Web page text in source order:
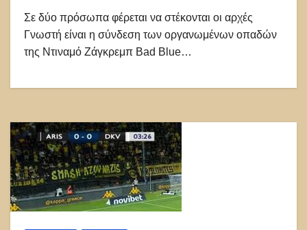
Σε δύο πρόσωπα φέρεται να στέκονται οι αρχές
Γνωστή είναι η σύνδεση των οργανωμένων οπαδών
της Ντιναμό Ζάγκρεμπ Bad Blue…